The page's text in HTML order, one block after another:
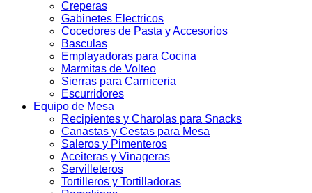
Creperas
Gabinetes Electricos
Cocedores de Pasta y Accesorios
Basculas
Emplayadoras para Cocina
Marmitas de Volteo
Sierras para Carniceria
Escurridores
Equipo de Mesa
Recipientes y Charolas para Snacks
Canastas y Cestas para Mesa
Saleros y Pimenteros
Aceiteras y Vinageras
Servilleteros
Tortilleros y Tortilladoras